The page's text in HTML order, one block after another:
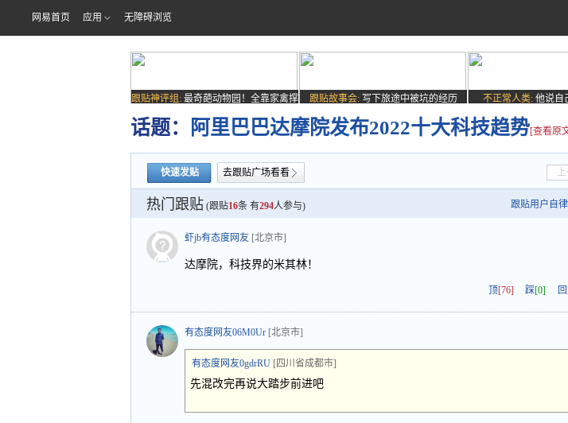
网易首页 应用 无障碍浏览
跟贴神评组: 最奇葩动物园！全靠家禽撑
场子
跟贴故事会: 写下旅途中被坑的经历 不正常人类: 他说自
话题： 阿里巴巴达摩院发布2022十大科技趋势[查看原
快速发贴 去跟贴广场看看
热门跟贴 (跟贴16条 有294人参与) 跟贴用户自
虾jb有态度网友 [北京市]
达摩院，科技界的米其林！
顶[76] 踩[0]
有态度网友06M0Ur [北京市]
有态度网友0gdrRU [四川省成都市]
先混改完再说大踏步前进吧